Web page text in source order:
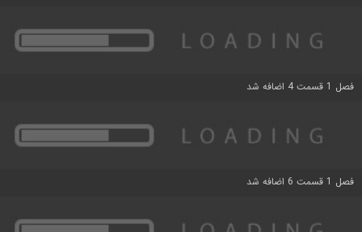
فصل 1 قسمت 4 اضافه شد
فصل 1 قسمت 6 اضافه شد